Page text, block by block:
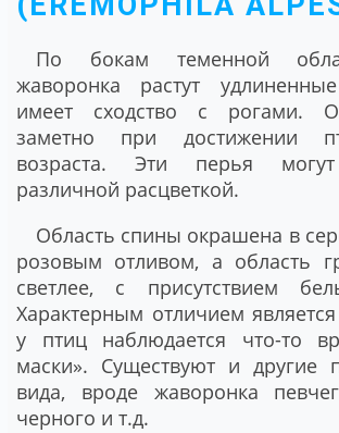
По бокам теменной
жаворонка растут
имеет сходство с рогами.
заметно при достижении
возраста. Эти перья могут
различной расцветкой.
Область спины окрашена в
розовым отливом, а область
светлее, с присутствием
Характерным отличием
у птиц наблюдается что-то
маски». Существуют и другие
вида, вроде жаворонка
черного и т.д.